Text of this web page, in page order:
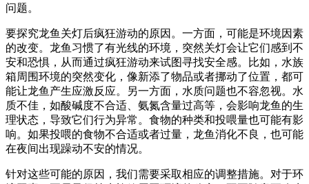
问题。
要探究龙鱼关灯后疯狂游动的原因。一方面，可能是环境因素
的改变。龙鱼习惯了有光线的环境，突然关灯会让它们感到不
安和恐惧，从而通过疯狂游动来试图寻找安全感。比如，水族
箱周围环境的突然变化，像新添了物品或者挪动了位置，都可
能让龙鱼产生应激反应。另一方面，水质问题也不容忽视。水
质不佳，如酸碱度不合适、氨氮含量过高等，会影响龙鱼的生
理状态，导致它们行为异常。食物的种类和投喂量也可能有影
响。如果投喂的食物不合适或者过量，龙鱼消化不良，也可能
在夜间出现躁动不安的情况。
针对这些可能的原因，我们需要采取相应的调整措施。对于环